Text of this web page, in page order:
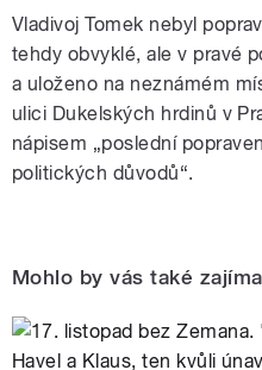
Vladivoj Tomek nebyl
tehdy obvyklé, ale v pravé
a uloženo na neznámém
ulici Dukelských hrdinů v
nápisem „poslední
politických důvodů“.
Mohlo by vás také